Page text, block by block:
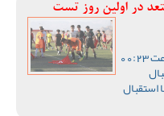
در اولین روز تست
استقبال